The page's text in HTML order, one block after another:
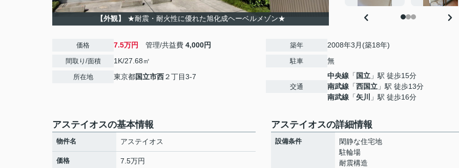
【外観】 ★耐震・耐火性に優れた旭化成ヘーベルメゾン★
価格 7.5万円 管理/共益費 4,000円
間取り/面積 1K/27.68㎡
所在地 東京都国立市西２丁目3-7
築年 2008年3月(築18年)
駐車 無
交通
中央線 「 国立 」駅 徒歩15分
南武線 「西国立 」駅 徒歩13分
南武線 「矢川 」駅 徒歩16分
アステイオスの基本情報
物件名 アステイオス
価格 7.5万円
アステイオスの詳細情報
設備条件
閑静な住宅地
駐輪場
耐震構造